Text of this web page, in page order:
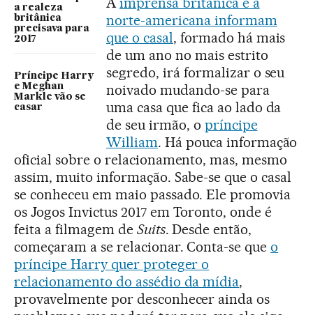
a realeza
britânica
precisava para
2017
Príncipe Harry
e Meghan
Markle vão se
casar
norte-americana informam
que o casal, formado há mais
de um ano no mais estrito
segredo, irá formalizar o seu
noivado mudando-se para
uma casa que fica ao lado da
de seu irmão, o príncipe
William. Há pouca informação
oficial sobre o relacionamento, mas, mesmo
assim, muito informação. Sabe-se que o casal
se conheceu em maio passado. Ele promovia
os Jogos Invictus 2017 em Toronto, onde é
feita a filmagem de Suits. Desde então,
começaram a se relacionar. Conta-se queo
príncipe Harry quer proteger o
relacionamento do assédio da mídia,
provavelmente por desconhecer ainda os